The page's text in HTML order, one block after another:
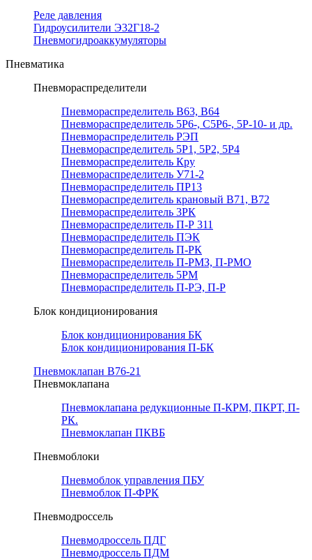
Реле давления
Гидроусилители Э32Г18-2
Пневмогидроаккумуляторы
Пневматика
Пневмораспределители
Пневмораспределитель В63, В64
Пневмораспределитель 5Р6-, С5Р6-, 5Р-10- и др.
Пневмораспределитель РЭП
Пневмораспределитель 5Р1, 5Р2, 5Р4
Пневмораспределитель Кру
Пневмораспределитель У71-2
Пневмораспределитель ПР13
Пневмораспределитель крановый В71, В72
Пневмораспределитель 3РК
Пневмораспределитель П-Р 311
Пневмораспределитель ПЭК
Пневмораспределитель П-РК
Пневмораспределитель П-РМЗ, П-РМО
Пневмораспределитель 5РМ
Пневмораспределитель П-РЭ, П-Р
Блок кондиционирования
Блок кондиционирования БК
Блок кондиционирования П-БК
Пневмоклапан В76-21
Пневмоклапана
Пневмоклапана редукционные П-КРМ, ПКРТ, П-
РК.
Пневмоклапан ПКВБ
Пневмоблоки
Пневмоблок управления ПБУ
Пневмоблок П-ФРК
Пневмодроссель
Пневмодроссель ПДГ
Пневмодроссель ПДМ